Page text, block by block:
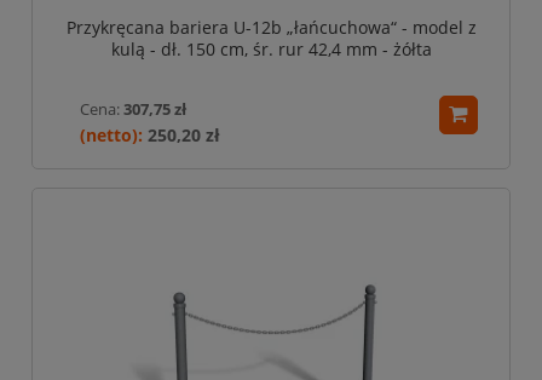
Przykręcana bariera U-12b „łańcuchowa“ - model z
kulą - dł. 150 cm, śr. rur 42,4 mm - żółta
Cena:307,75 zł
250,20 zł